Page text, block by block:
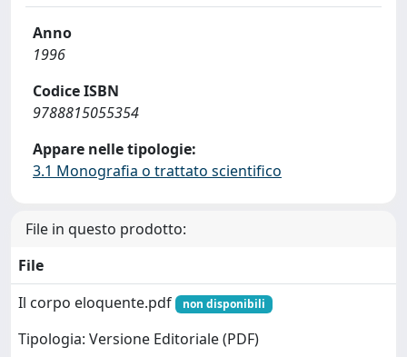
Anno
1996
Codice ISBN
9788815055354
Appare nelle tipologie:
3.1 Monografia o trattato scientifico
File in questo prodotto:
File
Il corpo eloquente.pdf
non disponibili
Tipologia: Versione Editoriale (PDF)